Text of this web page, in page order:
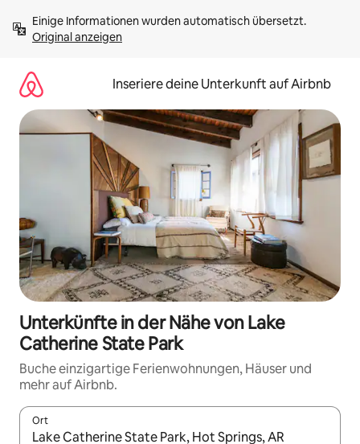
Inhalten
springenOriginal anzeigen
Inseriere deine Unterkunft auf Airbnb
Unterkünfte in der Nähe von Lake
Catherine State Park
Buche einzigartige Ferienwohnungen, Häuser und
mehr auf Airbnb.
Ort
Wenn Ergebnisse verfügbar sind, navigiere mit den